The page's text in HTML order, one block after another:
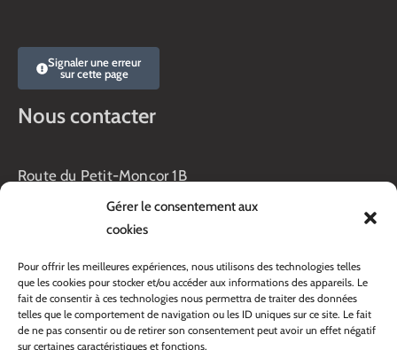
Gérer le consentement aux
cookies
Pour offrir les meilleures expériences, nous utilisons des technologies telles
que les cookies pour stocker et/ou accéder aux informations des appareils. Le
fait de consentir à ces technologies nous permettra de traiter des données
telles que le comportement de navigation ou les ID uniques sur ce site. Le fait
de ne pas consentir ou de retirer son consentement peut avoir un effet négatif
sur certaines caractéristiques et fonctions.
Signaler une erreur
sur cette page
Nous contacter
Route du Petit-Moncor 1B
Case postale 176
Lundi au jeudi :
8h00 – 11h30
13h45 – 17h00
Vendredi :